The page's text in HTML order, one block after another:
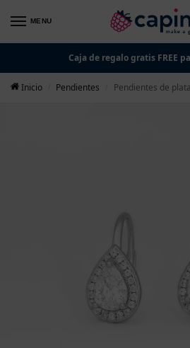
MENU
Caja de regalo gratis FREE
Inicio Pendientes Pendientes de